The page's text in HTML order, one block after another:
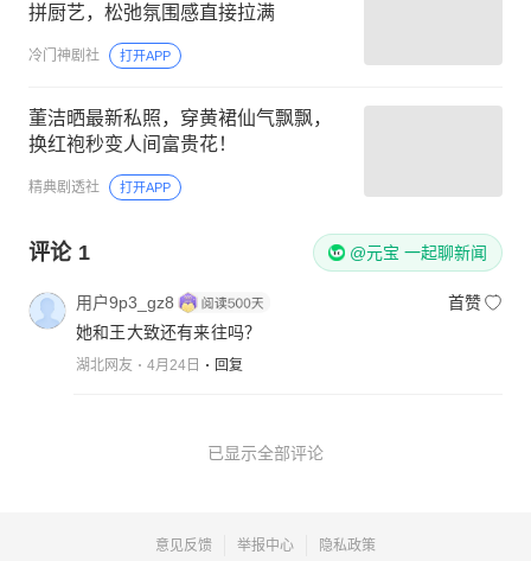
拼厨艺，松弛氛围感直接拉满
冷门神剧社 打开APP
董洁晒最新私照，穿黄裙仙气飘飘，
换红袍秒变人间富贵花！
精典剧透社 打开APP
评论 1 @元宝 一起聊新闻
用户9p3_gz8
首赞
她和王大致还有来往吗？
湖北网友 4月24日 回复
已显示全部评论
意见反馈 举报中心 隐私政策